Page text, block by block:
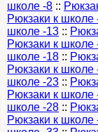
школе -8 ::
Рюкзаки к школе
школе -13 ::
Рюкзаки к школе
школе -18 ::
Рюкзаки к школе
школе -23 ::
Рюкзаки к школе
школе -28 ::
Рюкзаки к школе